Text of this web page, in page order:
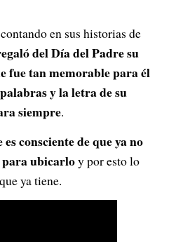
en sus historias de
del Día del Padre su
fue tan memorable para él
y la letra de su
siempre.
es consciente de que ya no
para ubicarloy por esto lo
ya tiene.